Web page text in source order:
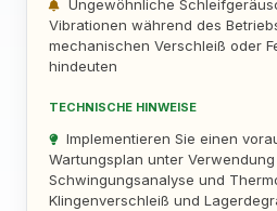
Ungewöhnliche
Vibrationen während des
mechanischen Verschleiß oder
hindeuten
TECHNISCHE HINWEISE
Implementieren Sie einen
Wartungsplan unter
Schwingungsanalyse und
Klingenverschleiß und